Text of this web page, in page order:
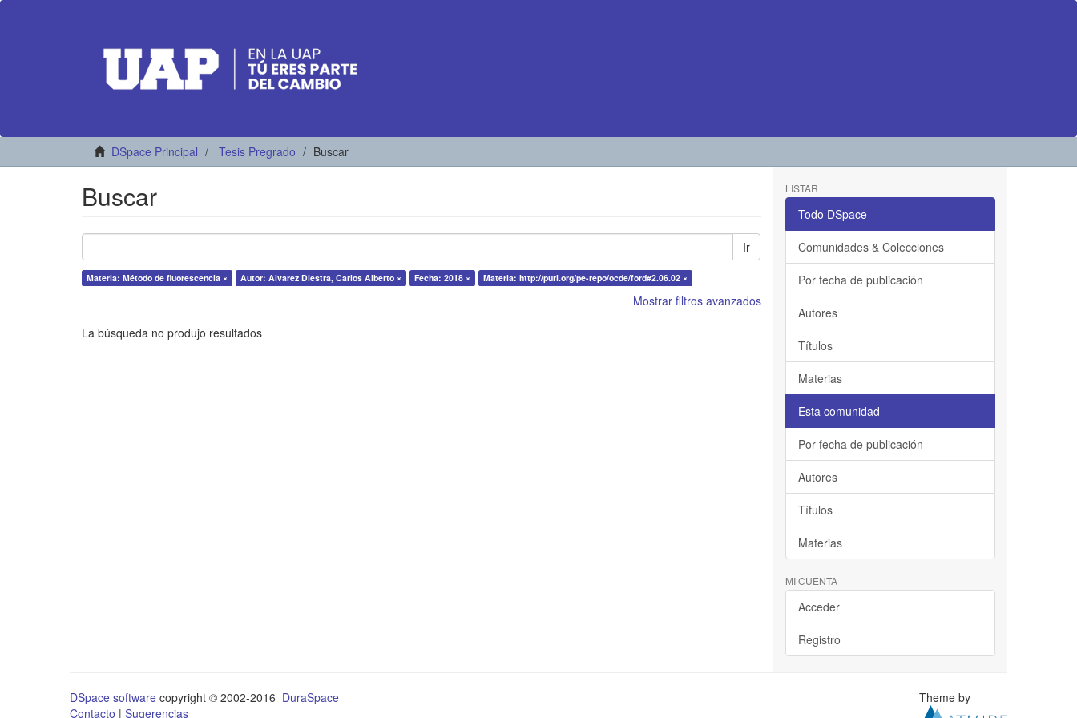
DSpace Principal Tesis Pregrado Buscar
Buscar
Ir
Materia: Método de fluorescencia × Autor: Alvarez Diestra, Carlos Alberto × Fecha: 2018 × Materia: http://purl.org/pe-repo/ocde/ford#2.06.02 ×
Mostrar filtros avanzados
La búsqueda no produjo resultados
LISTAR
Todo DSpace
Comunidades & Colecciones
Por fecha de publicación
Autores
Títulos
Materias
Esta comunidad
Por fecha de publicación
Autores
Títulos
Materias
MI CUENTA
Acceder
Registro
DSpace software copyright © 2002-2016 DuraSpace
Contacto | Sugerencias
Theme by